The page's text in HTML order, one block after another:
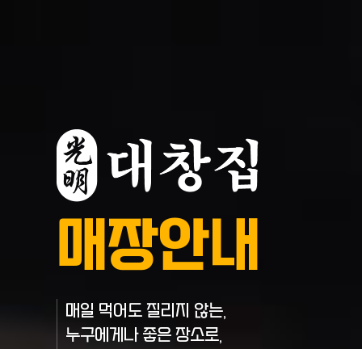
매장안내
매일 먹어도 질리지 않는,
누구에게나 좋은 장소로,